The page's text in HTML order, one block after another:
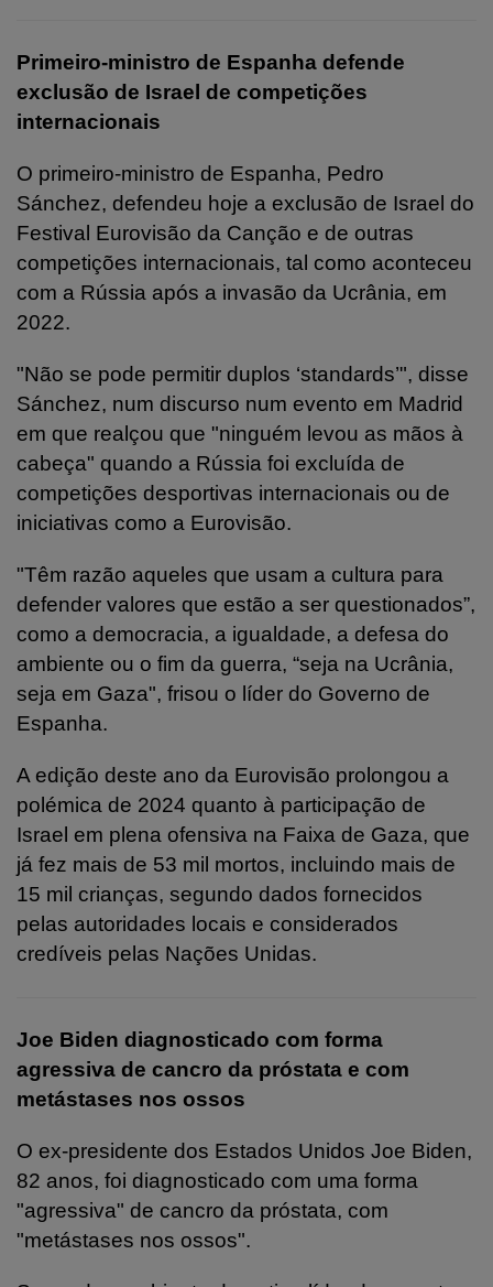
Primeiro-ministro de Espanha defende
exclusão de Israel de competições
internacionais
O primeiro-ministro de Espanha, Pedro
Sánchez, defendeu hoje a exclusão de Israel do
Festival Eurovisão da Canção e de outras
competições internacionais, tal como aconteceu
com a Rússia após a invasão da Ucrânia, em
2022.
"Não se pode permitir duplos ‘standards’", disse
Sánchez, num discurso num evento em Madrid
em que realçou que "ninguém levou as mãos à
cabeça" quando a Rússia foi excluída de
competições desportivas internacionais ou de
iniciativas como a Eurovisão.
"Têm razão aqueles que usam a cultura para
defender valores que estão a ser questionados”,
como a democracia, a igualdade, a defesa do
ambiente ou o fim da guerra, “seja na Ucrânia,
seja em Gaza", frisou o líder do Governo de
Espanha.
A edição deste ano da Eurovisão prolongou a
polémica de 2024 quanto à participação de
Israel em plena ofensiva na Faixa de Gaza, que
já fez mais de 53 mil mortos, incluindo mais de
15 mil crianças, segundo dados fornecidos
pelas autoridades locais e considerados
credíveis pelas Nações Unidas.
Joe Biden diagnosticado com forma
agressiva de cancro da próstata e com
metástases nos ossos
O ex-presidente dos Estados Unidos Joe Biden,
82 anos, foi diagnosticado com uma forma
"agressiva" de cancro da próstata, com
"metástases nos ossos".